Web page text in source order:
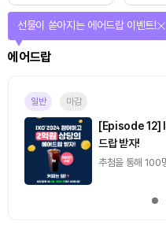
에어드랍
선물이 쏟아지는 에어드랍 이벤트!
일반 마감
[Episode 12]
드랍 받자!
추첨을 통해 100